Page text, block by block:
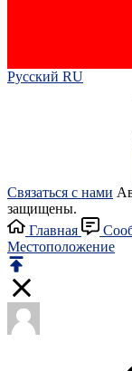
Русский RU‎
Связаться с нами
защищены.
Главная
Местоположение